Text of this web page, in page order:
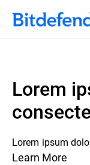
Lorem
Lorem ipsum
Learn More